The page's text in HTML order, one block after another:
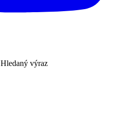
Hledaný výraz